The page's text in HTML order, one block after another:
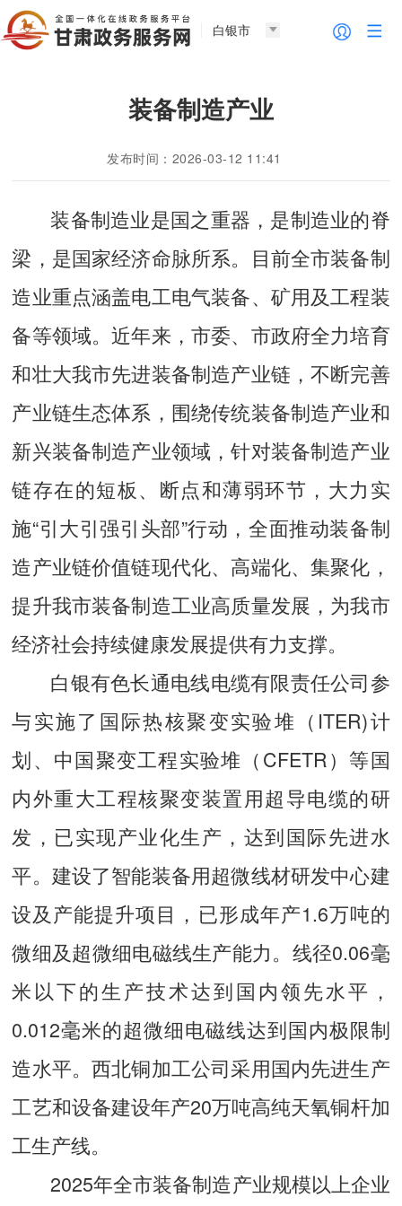
白银市
装备制造产业
发布时间：2026-03-12 11:41
装备制造业是国之重器，是制造业的脊
梁，是国家经济命脉所系。目前全市装备制
造业重点涵盖电工电气装备、矿用及工程装
备等领域。近年来，市委、市政府全力培育
和壮大我市先进装备制造产业链，不断完善
产业链生态体系，围绕传统装备制造产业和
新兴装备制造产业领域，针对装备制造产业
链存在的短板、断点和薄弱环节，大力实
施“引大引强引头部”行动，全面推动装备制
造产业链价值链现代化、高端化、集聚化，
提升我市装备制造工业高质量发展，为我市
经济社会持续健康发展提供有力支撑。
白银有色长通电线电缆有限责任公司参
与实施了国际热核聚变实验堆（ITER)计
划、中国聚变工程实验堆（CFETR）等国
内外重大工程核聚变装置用超导电缆的研
发，已实现产业化生产，达到国际先进水
平。建设了智能装备用超微线材研发中心建
设及产能提升项目，已形成年产1.6万吨的
微细及超微细电磁线生产能力。线径0.06毫
米以下的生产技术达到国内领先水平，
0.012毫米的超微细电磁线达到国内极限制
造水平。西北铜加工公司采用国内先进生产
工艺和设备建设年产20万吨高纯天氧铜杆加
工生产线。
2025年全市装备制造产业规模以上企业